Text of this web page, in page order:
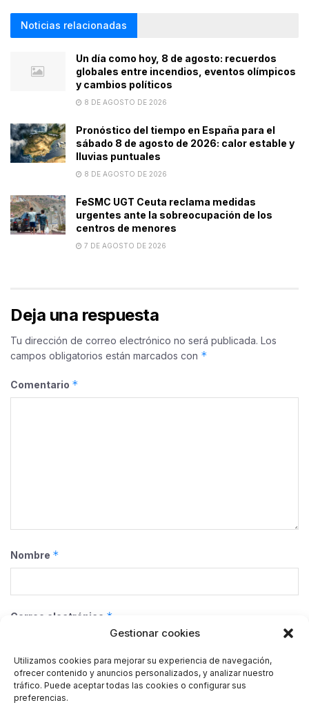
Gestionar cookies
Utilizamos cookies para mejorar su experiencia de navegación,
ofrecer contenido y anuncios personalizados, y analizar nuestro
tráfico. Puede aceptar todas las cookies o configurar sus
preferencias.
Noticias relacionadas
Un día como hoy, 8 de agosto: recuerdos
globales entre incendios, eventos olímpicos
y cambios políticos
8 DE AGOSTO DE 2026
Pronóstico del tiempo en España para el
sábado 8 de agosto de 2026: calor estable y
lluvias puntuales
8 DE AGOSTO DE 2026
FeSMC UGT Ceuta reclama medidas
urgentes ante la sobreocupación de los
centros de menores
7 DE AGOSTO DE 2026
Deja una respuesta
Tu dirección de correo electrónico no será publicada. Los
campos obligatorios están marcados con *
Comentario *
Nombre *
Correo electrónico *
Web